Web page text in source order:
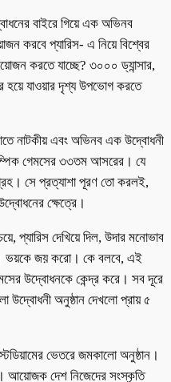
বাইরে গিয়ে এক অভিনব
করবে প্যারিস- এ নিয়ে বিশ্বের
করতে যাচ্ছে? ৩০০০ ড্যান্সার,
হয়ে যাওয়ার দৃশ্য উপভোগ করতে
নাটকীয় এবং অভিনব এক উদ্বোধনী
গেমসের ৩৩তম আসরের। যে
সে প্রত্যাশা পূরণ তো করলই,
ক্ষেত্রে।
প্যারিস দেখিয়ে দিল, উদার মনোভাব
ভয়কে জয় করো। কে বলবে, এই
উদ্বোধনকে কেন্দ্র করে। সব দূরে
উদ্বোধনী অনুষ্ঠান দেখলো প্রায় ৫
ভেতরে জমকালো অনুষ্ঠান।
আয়োজক দেশ নিজেদের সংস্কৃতি